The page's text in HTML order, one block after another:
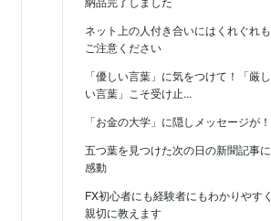
ネット上の人付き合いにはくれぐれも
ご注意ください
「優しい言葉」に気をつけて！「厳し
い言葉」こそ受け止...
「お金の大学」に隠しメッセージが！
五つ葉を見つけた次の日の新聞記事に
感動
FX初心者にも経験者にもわかりやすく
親切に教えます